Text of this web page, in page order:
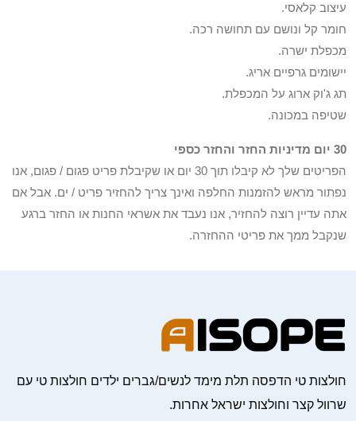
עיצוב קלאסי.
חומר קל ונושם עם תחושה רכה.
מכפלת ישרה.
יישומים גרפיים אריג.
תג ג'וק ארוג על המכפלת.
שטיפה במכונה.
30 יום מדיניות החזר והחזר כספי
הפריטים שלך לא קיבלו תוך 30 יום או שקיבלת פריט פגום / פגום, אנו
נפתור מראש להזמנות החלפה ואינך צריך להחזיר פריט / ים. אבל אם
אתה עדיין רוצה להחזיר, אנו נעבד את אשראי החנות או החזר ברגע
שנקבל ממך את פריטי ההחזרה.
חולצות טי הדפסה תלת מימד לנשים/גברים ילדים חולצות טי עם
שרוול קצר וחולצות ישראל אחרות.